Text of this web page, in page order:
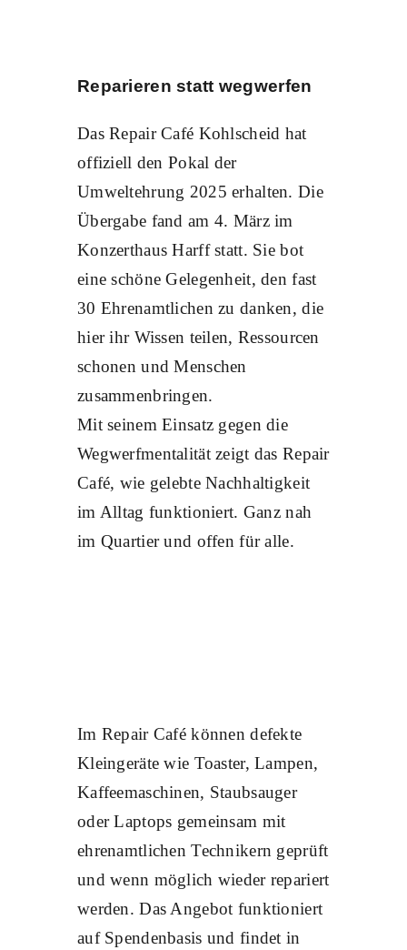
Reparieren statt wegwerfen
Das Repair Café Kohlscheid hat
offiziell den Pokal der
Umweltehrung 2025 erhalten. Die
Übergabe fand am 4. März im
Konzerthaus Harff statt. Sie bot
eine schöne Gelegenheit, den fast
30 Ehrenamtlichen zu danken, die
hier ihr Wissen teilen, Ressourcen
schonen und Menschen
zusammenbringen.
Mit seinem Einsatz gegen die
Wegwerfmentalität zeigt das Repair
Café, wie gelebte Nachhaltigkeit
im Alltag funktioniert. Ganz nah
im Quartier und offen für alle.
Im Repair Café können defekte
Kleingeräte wie Toaster, Lampen,
Kaffeemaschinen, Staubsauger
oder Laptops gemeinsam mit
ehrenamtlichen Technikern geprüft
und wenn möglich wieder repariert
werden. Das Angebot funktioniert
auf Spendenbasis und findet in